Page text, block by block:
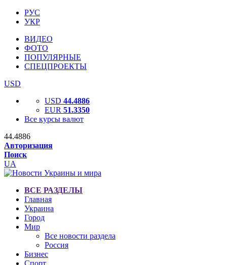
РУС
УКР
ВИДЕО
ФОТО
ПОПУЛЯРНЫЕ
СПЕЦПРОЕКТЫ
USD
USD 44.4886
EUR 51.3350
Все курсы валют
44.4886
Авторизация
Поиск
UA
ВСЕ РАЗДЕЛЫ
Главная
Украина
Город
Мир
Все новости раздела
Россия
Бизнес
Спорт